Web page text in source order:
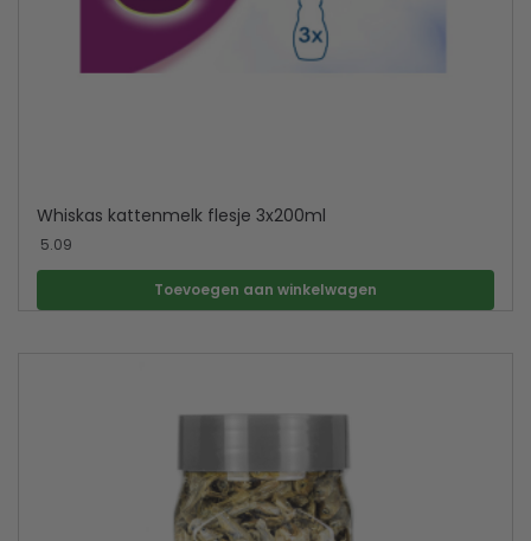
Whiskas kattenmelk flesje 3x200ml
5.09
Toevoegen aan winkelwagen